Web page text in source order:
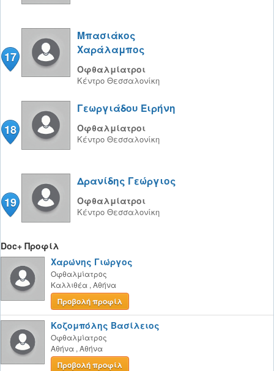
17
Μπασιάκος
Χαράλαμπος
Οφθαλμίατροι
Κέντρο Θεσσαλονίκη
18
Γεωργιάδου Ειρήνη
Οφθαλμίατροι
Κέντρο Θεσσαλονίκη
19
Δρανίδης Γεώργιος
Οφθαλμίατροι
Κέντρο Θεσσαλονίκη
Doc+ Προφίλ
Χαρώνης Γιώργος
Οφθαλμίατρος
Καλλιθέα , Αθήνα
Προβολή προφίλ
Κοζομπόλης Βασίλειος
Οφθαλμίατρος
Αθήνα , Αθήνα
Προβολή προφίλ